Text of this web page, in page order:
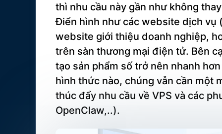
thì nhu cầu này gần như không
Điển hình như các website dịch vụ
website giới thiệu doanh nghiệp,
trên sàn thương mại điện tử. Bên
tạo sản phẩm số trở nên nhanh
hình thức nào, chúng vẫn cần một
thúc đẩy nhu cầu về VPS và các
OpenClaw,..).